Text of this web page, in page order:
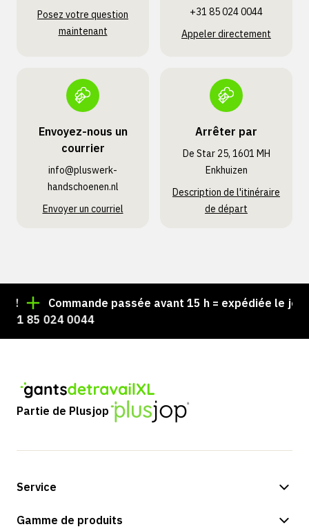
Posez votre question
maintenant
+31 85 024 0044
Appeler directement
Envoyez-nous un
courrier
info@pluswerk­
handschoenen.nl
Envoyer un courriel
Arrêter par
De Star 25, 1601 MH
Enkhuizen
Description de l'itinéraire
de départ
Commande passée avant 15 h = expédiée le jour
85 024 0044
Partie de Plusjop
Service
Options de paiement
Gamme de produits